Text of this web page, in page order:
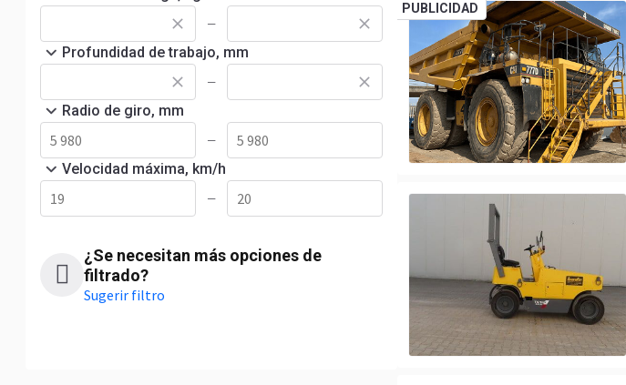
—
Profundidad de trabajo, mm
—
Radio de giro, mm
—
Velocidad máxima, km/h
—
¿Se necesitan más opciones de
filtrado?
Sugerir filtro
PUBLICIDAD